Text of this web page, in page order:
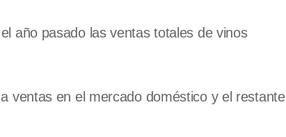
año pasado las ventas totales de vinos
ventas en el mercado doméstico y el restante